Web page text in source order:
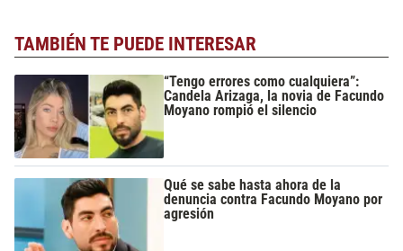
TAMBIÉN TE PUEDE INTERESAR
“Tengo errores como cualquiera”:
Candela Arizaga, la novia de Facundo
Moyano rompió el silencio
Qué se sabe hasta ahora de la
denuncia contra Facundo Moyano por
agresión